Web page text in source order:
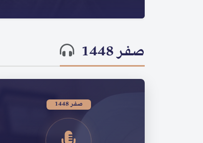
صفر 1448
صفر 1448